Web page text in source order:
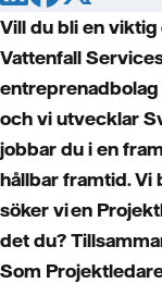
Vill du bli en
Vattenfall
och vi utvecklar
jobbar du i en
hållbar framtid. Vi
söker vien
det du?
Som